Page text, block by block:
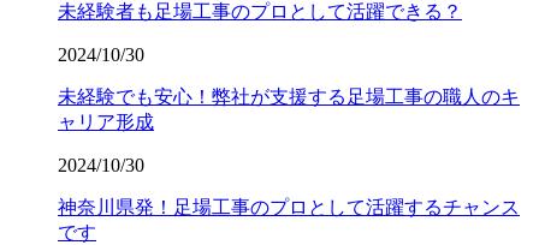
未経験者も足場工事のプロとして活躍できる？
2024/10/30
未経験でも安心！弊社が支援する足場工事の職人のキ
ャリア形成
2024/10/30
神奈川県発！足場工事のプロとして活躍するチャンス
です